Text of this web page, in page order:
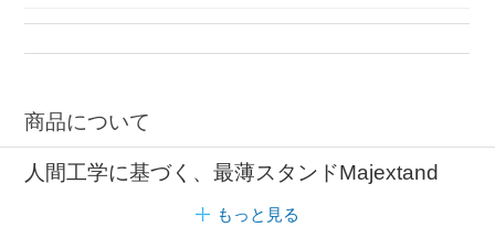
商品について
人間工学に基づく、最薄スタンドMajextand
もっと見る